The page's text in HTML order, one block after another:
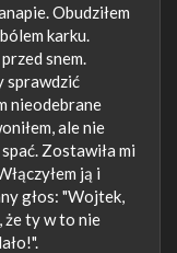
Obudziłem
karku.
snem.
sprawdzić
nieodebrane
ale nie
Zostawiła mi
ją i
głos: "Wojtek,
że ty w to nie